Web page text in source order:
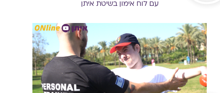
עם לוח אימון בשיטת איתן